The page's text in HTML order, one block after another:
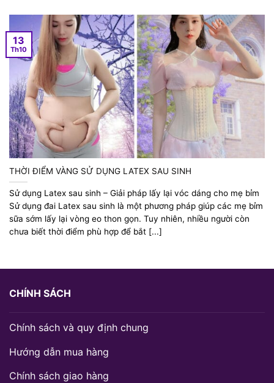
THỜI ĐIỂM VÀNG SỬ DỤNG LATEX SAU SINH
Sử dụng Latex sau sinh – Giải pháp lấy lại vóc dáng cho mẹ bỉm
Sử dụng đai Latex sau sinh là một phương pháp giúp các mẹ bỉm
sữa sớm lấy lại vòng eo thon gọn. Tuy nhiên, nhiều người còn
chưa biết thời điểm phù hợp để bắt [...]
13
Th10
CHÍNH SÁCH
Chính sách và quy định chung
Hướng dẫn mua hàng
Chính sách giao hàng